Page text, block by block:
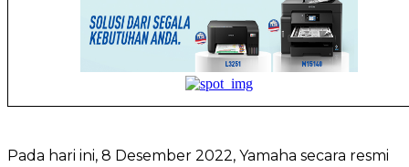
Pada hari ini, 8 Desember 2022, Yamaha secara resmi